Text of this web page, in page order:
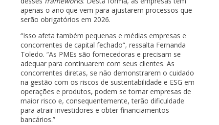
apenas o ano que vem para ajustarem processos que
serão obrigatórios em 2026.
“Isso afeta também pequenas e médias empresas e
concorrentes de capital fechado”, ressalta Fernanda
Toledo. “As PMEs são fornecedoras e precisam se
adequar para continuarem com seus clientes. As
concorrentes diretas, se não demonstrarem o cuidado
na gestão com os riscos de sustentabilidade e ESG em
operações e produtos, podem se tornar empresas de
maior risco e, consequentemente, terão dificuldade
para atrair investidores e obter financiamentos
bancários.”